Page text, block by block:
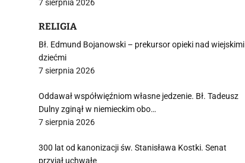
7 sierpnia 2026
RELIGIA
Bł. Edmund Bojanowski – prekursor opieki nad wiejskimi
dziećmi
7 sierpnia 2026
Oddawał współwięźniom własne jedzenie. Bł. Tadeusz
Dulny zginął w niemieckim obo…
7 sierpnia 2026
300 lat od kanonizacji św. Stanisława Kostki. Senat
przyjął uchwałę